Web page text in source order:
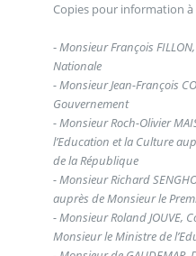
Copies pour information à
-Monsieur François
Nationale
- Monsieur Jean-François
Gouvernement
- Monsieur Roch-Olivier
l’Education et la Culture
de la République
- Monsieur Richard
auprès de Monsieur le
- Monsieur Roland JOUVE,
Monsieur le Ministre de